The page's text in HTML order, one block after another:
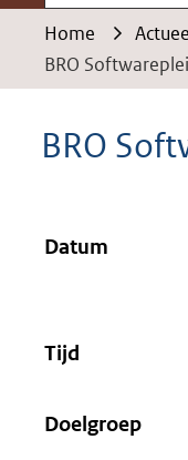
Home
BRO
BRO
Datum
Tijd
Doelgroep